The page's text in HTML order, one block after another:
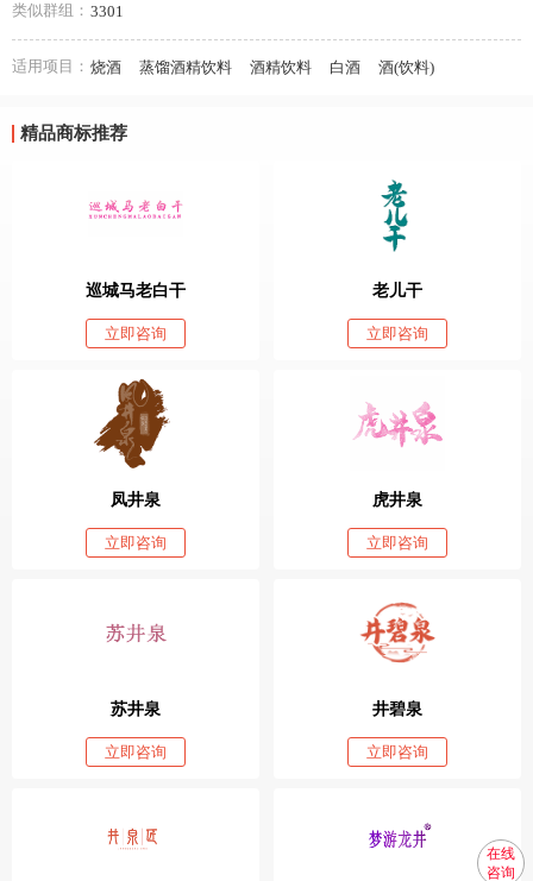
类似群组： 3301
适用项目： 烧酒 蒸馏酒精饮料 酒精饮料 白酒 酒(饮料)
精品商标推荐
巡城马老白干
立即咨询
老儿干
立即咨询
凤井泉
立即咨询
虎井泉
立即咨询
苏井泉
立即咨询
井碧泉
立即咨询
在线
咨询